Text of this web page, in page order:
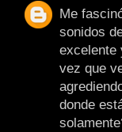
Me
sonidos
excelente
vez que
donde